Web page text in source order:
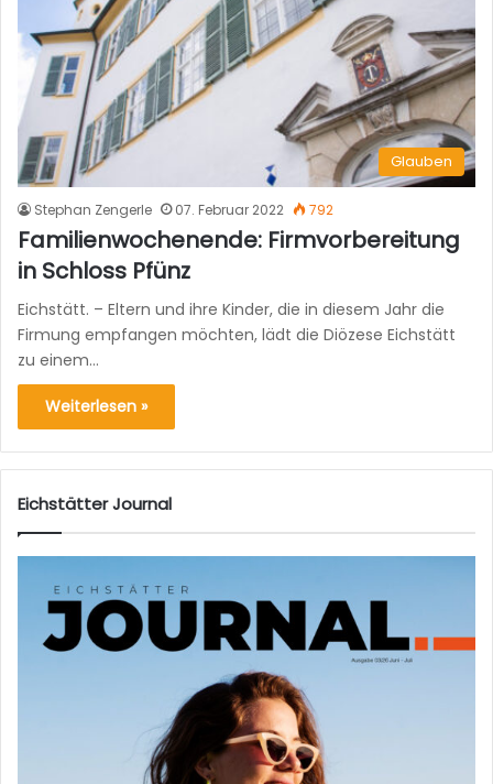
Glauben
Stephan Zengerle 07. Februar 2022 792
Familienwochenende: Firmvorbereitung
in Schloss Pfünz
Eichstätt. – Eltern und ihre Kinder, die in diesem Jahr die
Firmung empfangen möchten, lädt die Diözese Eichstätt
zu einem…
Weiterlesen »
Eichstätter Journal